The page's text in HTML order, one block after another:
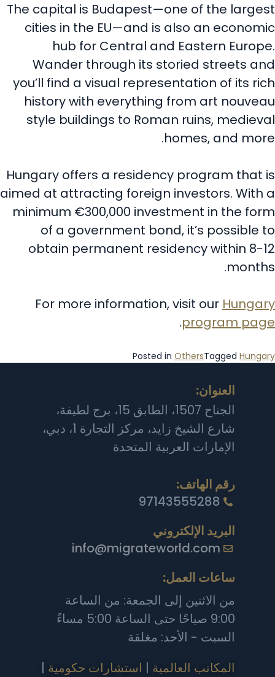
The capital is Budapest—one of the largest
cities in the EU—and is also an economic
hub for Central and Eastern Europe.
Wander through its storied streets and
you’ll find a visual representation of its rich
history with everything from art nouveau
style buildings to Roman ruins, medieval
homes, and more.
Hungary offers a residency program that is
aimed at attracting foreign investors. With a
minimum €300,000 investment in the form
of a government bond, it’s possible to
obtain permanent residency within 8-12
months.
For more information, visit our Hungary
program page
.
Posted in OthersTagged Hungary
العنوان:
الجناح 1507، الطابق 15، برج لطيفة،
شارع الشيخ زايد، مركز التجارة 1، دبي،
الإمارات العربية المتحدة
رقم الهاتف:
97143555288
البريد الإلكتروني
info@migrateworld.com
ساعات العمل:
من الاثنين إلى الجمعة: من الساعة
9:00 صباحًا حتى الساعة 5:00 مساءً
السبت - الأحد: مغلقة
المكاتب العالمية | استشارات حكومية |